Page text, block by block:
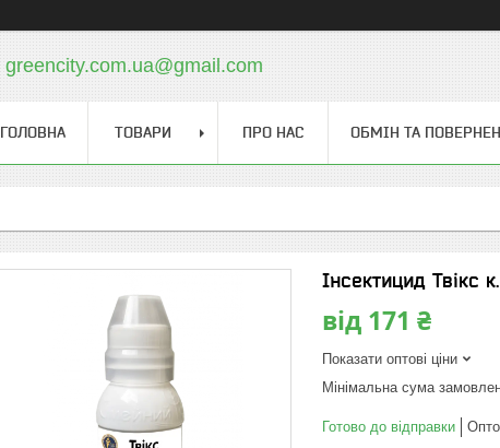
greencity.com.ua@gmail.com
ГОЛОВНА ТОВАРИ ПРО НАС ОБМІН ТА
Інсектицид Твікс
від 171 ₴
Показати оптові ціни
Мінімальна сума
Готово до відправки